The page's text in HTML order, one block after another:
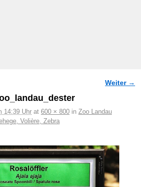
Weiter →
14:39 Uhr at 600 × 800 in Zoo Landau
Volière, Zebra